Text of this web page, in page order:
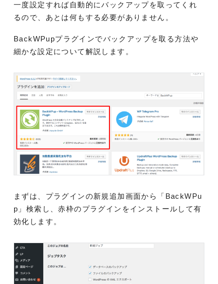
一度設定すれば自動的にバックアップを取ってくれ
るので、あとは何もする必要がありません。
BackWPupプラグインでバックアップを取る方法や
細かな設定について解説します。
まずは、プラグインの新規追加画面から「BackWPu
p」検索し、赤枠のプラグインをインストールして有
効化します。